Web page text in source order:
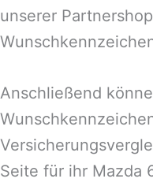
unserer
Anschließend
Seite für ihr Mazda